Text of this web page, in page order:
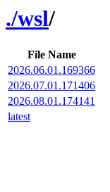
./wsl/
File Name
2026.06.01.169366
2026.07.01.171406
2026.08.01.174141
latest